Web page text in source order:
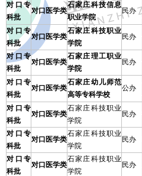
对口专
科批
对口医学类
石家庄科技信息
职业学院
民办
对口专
科批
对口医学类
石家庄科技职业
学院
民办
对口专
科批
对口医学类
石家庄理工职业
学院
民办
对口专
科批
对口医学类
石家庄幼儿师范
高等专科学校
公办
对口专
科批
对口医学类
石家庄科技职业
学院
民办
对口专
科批
对口医学类
石家庄科技职业
学院
民办
对口专
科批
对口医学类
石家庄科技职业
学院
民办